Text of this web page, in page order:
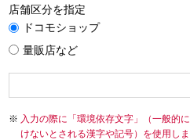
店舗区分を指定
ドコモショップ
量販店など
入力の際に「環境依存文字」（一般的
けないとされる漢字や記号）を使用し